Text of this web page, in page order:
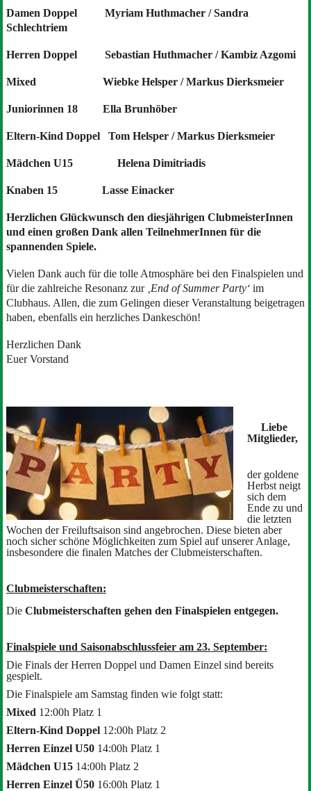
Damen Doppel Myriam Huthmacher / Sandra
Schlechtriem
Herren Doppel Sebastian Huthmacher / Kambiz Azgomi
Mixed Wiebke Helsper / Markus Dierksmeier
Juniorinnen 18 Ella Brunhöber
Eltern-Kind Doppel Tom Helsper / Markus Dierksmeier
Mädchen U15 Helena Dimitriadis
Knaben 15 Lasse Einacker
Herzlichen Glückwunsch den diesjährigen ClubmeisterInnen
und einen großen Dank allen TeilnehmerInnen für die
spannenden Spiele.
Vielen Dank auch für die tolle Atmosphäre bei den Finalspielen und
für die zahlreiche Resonanz zur ‚End of Summer Party‘ im
Clubhaus. Allen, die zum Gelingen dieser Veranstaltung beigetragen
haben, ebenfalls ein herzliches Dankeschön!
Herzlichen Dank
Euer Vorstand
Liebe
Mitglieder,
der goldene
Herbst neigt
sich dem
Ende zu und
die letzten
Wochen der Freiluftsaison sind angebrochen. Diese bieten aber
noch sicher schöne Möglichkeiten zum Spiel auf unserer Anlage,
insbesondere die finalen Matches der Clubmeisterschaften.
Clubmeisterschaften:
Die Clubmeisterschaften gehen den Finalspielen entgegen.
Finalspiele und Saisonabschlussfeier am 23. September:
Die Finals der Herren Doppel und Damen Einzel sind bereits
gespielt.
Die Finalspiele am Samstag finden wie folgt statt:
Mixed 12:00h Platz 1
Eltern-Kind Doppel 12:00h Platz 2
Herren Einzel U50 14:00h Platz 1
Mädchen U15 14:00h Platz 2
Herren Einzel Ü50 16:00h Platz 1